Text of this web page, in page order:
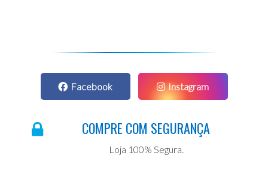
Facebook Instagram
COMPRE COM SEGURANÇA
Loja 100% Segura.